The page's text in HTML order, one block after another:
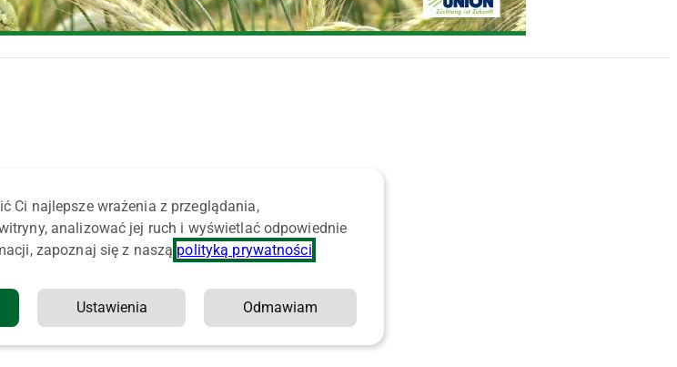
Ci najlepsze wrażenia z przeglądania,
analizować jej ruch i wyświetlać odpowiednie
zapoznaj się z naszą polityką prywatności
Ustawienia Odmawiam